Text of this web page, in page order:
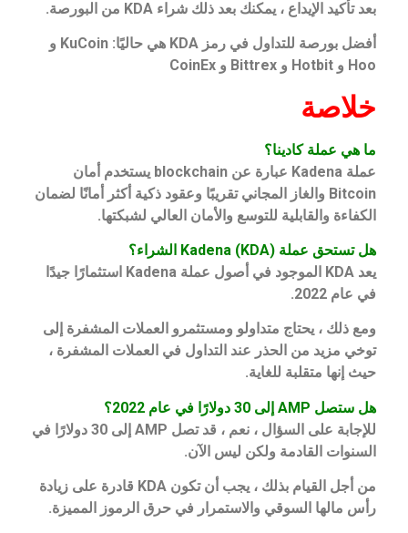
بعد تأكيد الإيداع ، يمكنك بعد ذلك شراء KDA من البورصة.
أفضل بورصة للتداول في رمز KDA هي حاليًا: KuCoin و
Hoo و Hotbit و Bittrex و CoinEx
خلاصة
ما هي عملة كادينا؟
عملة Kadena عبارة عن blockchain يستخدم أمان
Bitcoin والغاز المجاني تقريبًا وعقود ذكية أكثر أمانًا لضمان
الكفاءة والقابلية للتوسع والأمان العالي لشبكتها.
هل تستحق عملة Kadena (KDA) الشراء؟
يعد KDA الموجود في أصول عملة Kadena استثمارًا جيدًا
في عام 2022.
ومع ذلك ، يحتاج متداولو ومستثمرو العملات المشفرة إلى
توخي مزيد من الحذر عند التداول في العملات المشفرة ،
حيث إنها متقلبة للغاية.
هل ستصل AMP إلى 30 دولارًا في عام 2022؟
للإجابة على السؤال ، نعم ، قد تصل AMP إلى 30 دولارًا في
السنوات القادمة ولكن ليس الآن.
من أجل القيام بذلك ، يجب أن تكون KDA قادرة على زيادة
رأس مالها السوقي والاستمرار في حرق الرموز المميزة.